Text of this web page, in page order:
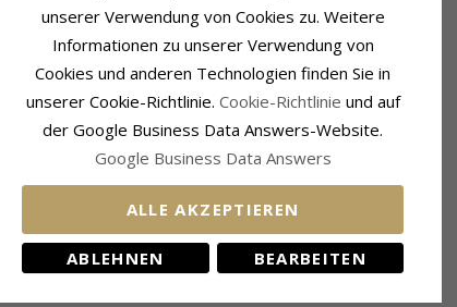
Lieferzeit
Lieferzeit: 4-5 Werktage
VERWANDTE PRODUKTE
unserer Verwendung von Cookies zu. Weitere
Informationen zu unserer Verwendung von
Cookies und anderen Technologien finden Sie in
unserer Cookie-Richtlinie. Cookie-Richtlinie und auf
der Google Business Data Answers-Website.
Google Business Data Answers
ALLE AKZEPTIEREN
ABLEHNEN BEARBEITEN